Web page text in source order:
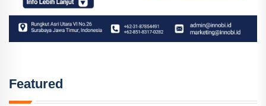
Featured